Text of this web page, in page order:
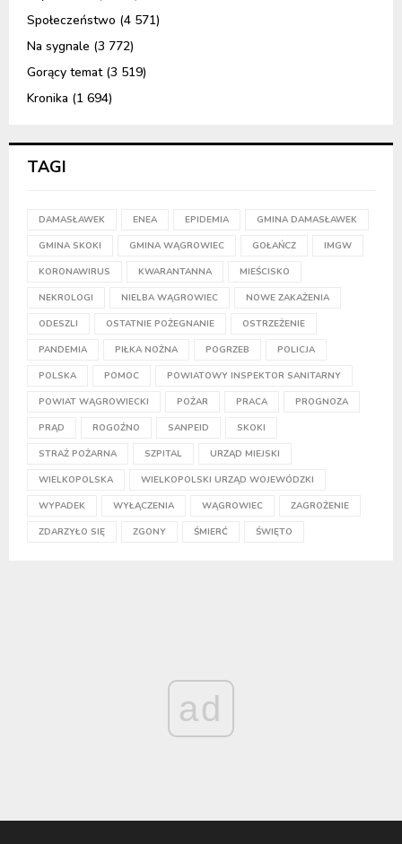
Społeczeństwo (4 571)
Na sygnale (3 772)
Gorący temat(3 519)
Kronika (1 694)
TAGI
DAMASŁAWEK ENEA EPIDEMIA GMINA DAMASŁAWEK
GMINA SKOKI GMINA WĄGROWIEC GOŁAŃCZ IMGW
KORONAWIRUS KWARANTANNA MIEŚCISKO
NEKROLOGI NIELBA WĄGROWIEC NOWE ZAKAŻENIA
ODESZLI OSTATNIE POŻEGNANIE OSTRZEŻENIE
PANDEMIA PIŁKA NOŻNA POGRZEB POLICJA
POLSKA POMOC POWIATOWY INSPEKTOR SANITARNY
POWIAT WĄGROWIECKI POŻAR PRACA PROGNOZA
PRĄD ROGOŹNO SANPEID SKOKI
STRAŻ POŻARNA SZPITAL URZĄD MIEJSKI
WIELKOPOLSKA WIELKOPOLSKI URZĄD WOJEWÓDZKI
WYPADEK WYŁĄCZENIA WĄGROWIEC ZAGROŻENIE
ZDARZYŁO SIĘ ZGONY ŚMIERĆ ŚWIĘTO
ad